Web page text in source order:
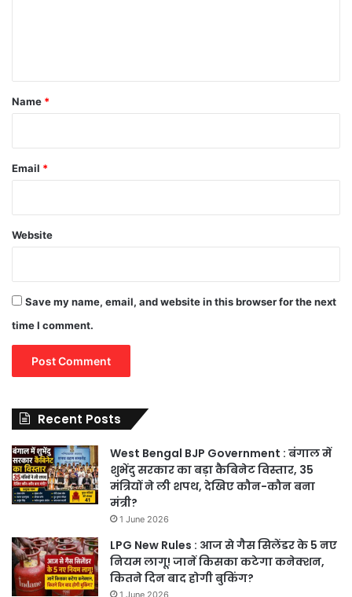
*
Name *
Email *
Website
Save my name, email, and website in this browser for the next
time I comment.
Recent Posts
West Bengal BJP Government : बंगाल में
शुभेंदु सरकार का बड़ा कैबिनेट विस्तार, 35
मंत्रियों ने ली शपथ, देखिए कौन-कौन बना
मंत्री?
1 June 2026
LPG New Rules : आज से गैस सिलेंडर के 5 नए
नियम लागू! जानें किसका कटेगा कनेक्शन,
कितने दिन बाद होगी बुकिंग?
1 June 2026